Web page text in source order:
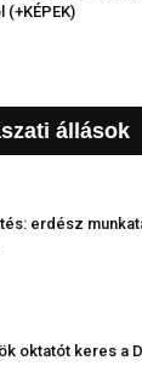
(+KÉPEK)
állások
erdész
oktatót keres a